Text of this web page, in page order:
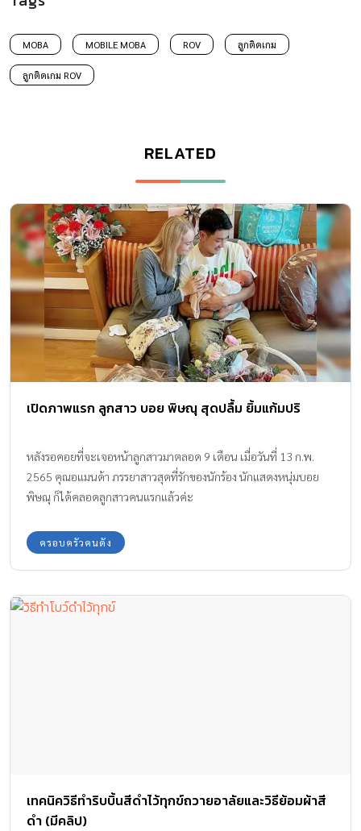
MOBA MOBILE MOBA ROV ลูกติดเกม
ลูกติดเกม ROV
RELATED
เปิดภาพแรก ลูกสาว บอย พิษณุ สุดปลื้ม ยิ้มแก้มปริ
หลังรอคอยที่จะเจอหน้าลูกสาวมาตลอด 9 เดือน เมื่อวันที่ 13 ก.พ.
2565 คุณอแมนด้า ภรรยาสาวสุดที่รักของนักร้อง นักแสดงหนุ่มบอย
พิษณุ ก็ได้คลอดลูกสาวคนแรกแล้วค่ะ
ครอบครัวคนดัง
เทคนิควิธีทำริบบิ้นสีดำไว้ทุกข์ถวายอาลัยและวิธีย้อมผ้าสี
ดำ (มีคลิป)